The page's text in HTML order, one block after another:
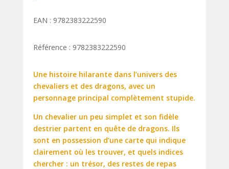
EAN : 9782383222590
Référence : 9782383222590
Une histoire hilarante dans l’univers des
chevaliers et des dragons, avec un
personnage principal complètement stupide.
Un chevalier un peu simplet et son fidèle
destrier partent en quête de dragons. Ils
sont en possession d’une carte qui indique
clairement où les trouver, et quels indices
chercher : un trésor, des restes de repas